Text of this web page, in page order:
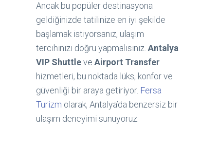
Ancak bu popüler destinasyona
geldiğinizde tatilinize en iyi şekilde
başlamak istiyorsanız, ulaşım
tercihinizi doğru yapmalısınız. Antalya
VIP Shuttleve Airport Transfer
hizmetleri, bu noktada lüks, konfor ve
güvenliği bir araya getiriyor. Fersa
Turizm olarak, Antalya’da benzersiz bir
ulaşım deneyimi sunuyoruz.